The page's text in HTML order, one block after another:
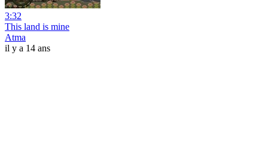
3:32
This land is mine
Atma
il y a 14 ans